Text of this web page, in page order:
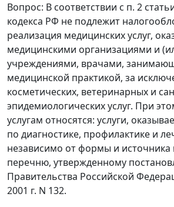
Вопрос: В соответствии с п. 2
кодекса РФ не подлежит
реализация медицинских услуг,
медицинскими организациями и
учреждениями, врачами,
медицинской практикой, за
косметических, ветеринарных и
эпидемиологических услуг. При
услугам относятся: услуги,
по диагностике, профилактике и
независимо от формы и источника
перечню, утвержденному
Правительства Российской
2001 г. N 132.